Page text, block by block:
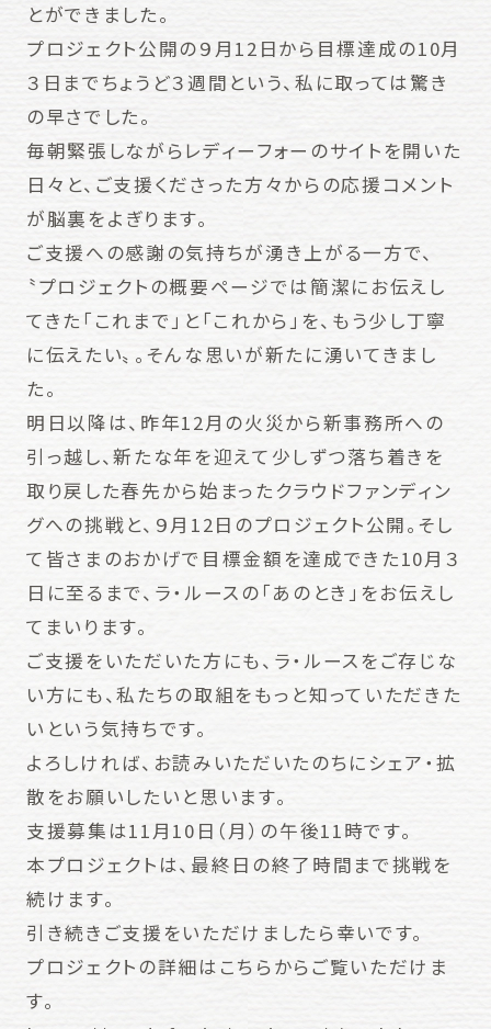
とができました。
プロジェクト公開の９月12日から目標達成の10月
３日までちょうど３週間という、私に取っては驚き
の早さでした。
毎朝緊張しながらレディーフォーのサイトを開いた
日々と、ご支援くださった方々からの応援コメント
が脳裏をよぎります。
ご支援への感謝の気持ちが湧き上がる一方で、
〝プロジェクトの概要ページでは簡潔にお伝えし
てきた「これまで」と「これから」を、もう少し丁寧
に伝えたい〟。そんな思いが新たに湧いてきまし
た。
明日以降は、昨年12月の火災から新事務所への
引っ越し、新たな年を迎えて少しずつ落ち着きを
取り戻した春先から始まったクラウドファンディン
グへの挑戦と、９月12日のプロジェクト公開。そし
て皆さまのおかげで目標金額を達成できた10月３
日に至るまで、ラ・ルースの「あのとき」をお伝えし
てまいります。
ご支援をいただいた方にも、ラ・ルースをご存じな
い方にも、私たちの取組をもっと知っていただきた
いという気持ちです。
よろしければ、お読みいただいたのちにシェア・拡
散をお願いしたいと思います。
支援募集は11月10日（月）の午後11時です。
本プロジェクトは、最終日の終了時間まで挑戦を
続けます。
引き続きご支援をいただけましたら幸いです。
プロジェクトの詳細はこちらからご覧いただけま
す。